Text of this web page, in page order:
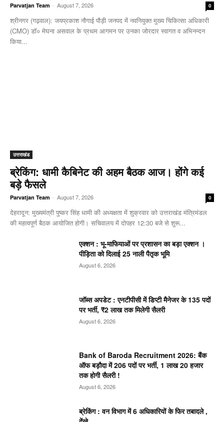
Parvatjan Team - August 7, 2026 0
श्रीनगर (गढ़वाल): जयप्रकाश नौगाई ​पौड़ी जनपद में नवनियुक्त मुख्य चिकित्सा अधिकारी
(CMO) डॉ० मेघना असवाल के प्रथम आगमन पर उनका जोरदार स्वागत व अभिनन्दन
किया...
उत्तराखंड
ब्रेकिंग: धामी कैबिनेट की अहम बैठक आज। होंगे कई
बड़े फैसले
Parvatjan Team - August 7, 2026 0
देहरादून: मुख्यमंत्री पुष्कर सिंह धामी की अध्यक्षता में शुक्रवार को उत्तराखंड मंत्रिमंडल
की महत्वपूर्ण बैठक आयोजित होगी। सचिवालय में दोपहर 12:30 बजे से शुरू...
एक्शन : भू-माफियाओं पर प्रशासन का बड़ा एक्शन ।
पीड़िता को दिलाई 25 नाली पैतृक भूमि
August 6, 2026
जॉब्स अपडेट : एनटीपीसी में डिप्टी मैनेजर के 135 पदों
पर भर्ती, ₹2 लाख तक मिलेगी सैलरी
August 6, 2026
Bank of Baroda Recruitment 2026: बैंक
ऑफ बड़ौदा में 206 पदों पर भर्ती, 1 लाख 20 हजार
तक होगी सैलरी !
August 6, 2026
ब्रेकिंग : वन विभाग में 6 अधिकारियों के फिर तबादले ,